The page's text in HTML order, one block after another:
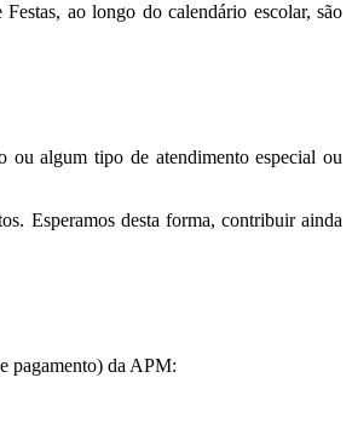
ao longo do calendário escolar, são
ou algum tipo de atendimento especial ou
Esperamos desta forma, contribuir ainda
pagamento) da APM: